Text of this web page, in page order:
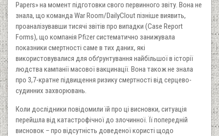
Papers» на момент підготовки свого первинного звіту. Вона не
знала, що команда War Room/DailyClout пізніше виявить,
проаналізувавши тисячі звітів про випадки (Case Report
Forms), що компанія Pfizer систематично занижувала
показники смертності саме в тих даних, які
використовувалися для обґрунтування найбільшої в історії
людства кампанії масової вакцинації. Вона також не знала
про 3,7-кратне підвищення ризику смертності від серцево-
судинних захворювань.
Коли дослідники повідомили їй про ці висновки, ситуація
перейшла від катастрофічної до злочинної. Її попередній
висновок –про відсутність доведеної користі щодо